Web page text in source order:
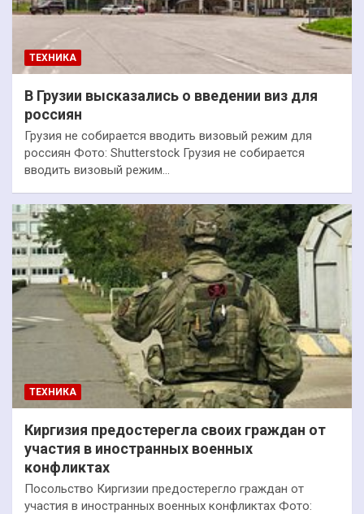
ТЕХНИКА
В Грузии высказались о введении виз для
россиян
Грузия не собирается вводить визовый режим для
россиян Фото: Shutterstock Грузия не собирается
вводить визовый режим…
ТЕХНИКА
Киргизия предостерегла своих граждан от
участия в иностранных военных
конфликтах
Посольство Киргизии предостерегло граждан от
участия в иностранных военных конфликтах Фото: